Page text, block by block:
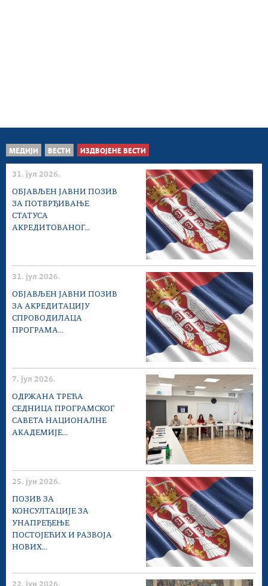
МЕДИЈИ ВЕСТИ ИЗДВОЈЕНЕ ВЕСТИ
31. јул 2026.
ОБЈАВЉЕН ЈАВНИ ПОЗИВ
ЗА ПОТВРЂИВАЊЕ
СТАТУСА
АКРЕДИТОВАНОГ...
31. јул 2026.
ОБЈАВЉЕН ЈАВНИ ПОЗИВ
ЗА АКРЕДИТАЦИЈУ
СПРОВОДИЛАЦА
ПРОГРАМА...
7. јул 2026.
ОДРЖАНА ТРЕЋА
СЕДНИЦА ПРОГРАМСКОГ
САВЕТА НАЦИОНАЛНЕ
АКАДЕМИЈЕ...
25. јун 2026.
ПОЗИВ ЗА
КОНСУЛТАЦИЈЕ ЗА
УНАПРЕЂЕЊЕ
ПОСТОЈЕЋИХ И РАЗВОЈА
НОВИХ...